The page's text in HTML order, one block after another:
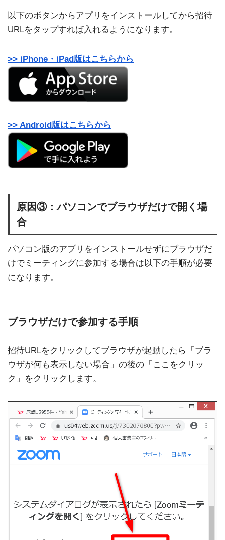
以下のボタンからアプリをインストールしてから招待
URLをタップすれば入れるようになります。
>> iPhone・iPad版はこちらから
>> Android版はこちらから
原因③：パソコンでブラウザだけで開く場
合
パソコン版のアプリをインストールせずにブラウザだ
けでミーティングに参加する場合は以下の手順が必要
になります。
ブラウザだけで参加する手順
招待URLをクリックしてブラウザが起動したら「ブラ
ウザが何も表示しない場合」の後の「ここをクリッ
ク」をクリックします。